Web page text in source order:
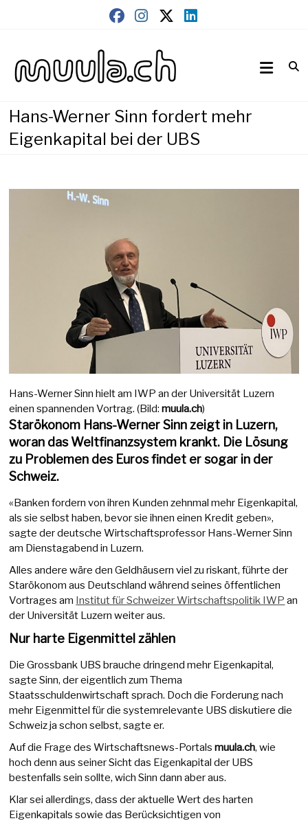
muula.ch
Hans-Werner Sinn fordert mehr
Eigenkapital bei der UBS
Hans-Werner Sinn hielt am IWP an der Universität Luzern
einen spannenden Vortrag. (Bild:muula.ch)
Starökonom Hans-Werner Sinn zeigt in Luzern,
woran das Weltfinanzsystem krankt. Die Lösung
zu Problemen des Euros findet er sogar in der
Schweiz.
«Banken fordern von ihren Kunden zehnmal mehr Eigenkapital,
als sie selbst haben, bevor sie ihnen einen Kredit geben»,
sagte der deutsche Wirtschaftsprofessor Hans-Werner Sinn
am Dienstagabend in Luzern.
Alles andere wäre den Geldhäusern viel zu riskant, führte der
Starökonom aus Deutschland während seines öffentlichen
Vortrages am Institut für Schweizer Wirtschaftspolitik IWP an
der Universität Luzern weiter aus.
Nur harte Eigenmittel zählen
Die Grossbank UBS brauche dringend mehr Eigenkapital,
sagte Sinn, der eigentlich zum Thema
Staatsschuldenwirtschaft sprach. Doch die Forderung nach
mehr Eigenmittel für die systemrelevante UBS diskutiere die
Schweiz ja schon selbst, sagte er.
Auf die Frage des Wirtschaftsnews-Portalsmuula.ch, wie
hoch denn aus seiner Sicht das Eigenkapital der UBS
bestenfalls sein sollte, wich Sinn dann aber aus.
Klar sei allerdings, dass der aktuelle Wert des harten
Eigenkapitals sowie das Berücksichtigen von